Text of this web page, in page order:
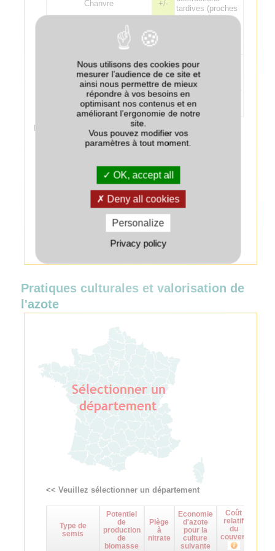
Chanvre +/-
tardives (proches
du semis), pour
Colza associé au couvert --
légumineuses
sont à éviter car
leur croissance se
fait au détriment
du colza.
Légende :
Très bien adapté
Bien adapté
Adapté
Peu adapté
Très peu adapté
Pratiques culturales et valorisation de
l'azote
<< Veuillez sélectionner un département
Type de
semis
Potentiel
de
production
de
biomasse
Piège
à
nitrate
Economie
d'azote
pour la
culture
suivante
Coût
relatif
du
couvert
Nous utilisons des cookies pour
mesurer l’audience de ce site et
ainsi nous permettre de mieux
répondre à vos besoins en
optimisant nos contenus et en
améliorant l’ergonomie de notre
site.
Vous pouvez modifier vos
paramètres à tout moment.
OK, accept all
Deny all cookies
Personalize
Privacy policy